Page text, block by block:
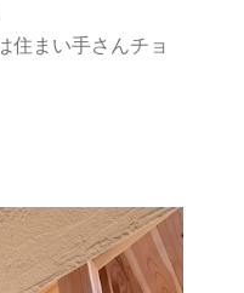
住まい手さんチョ